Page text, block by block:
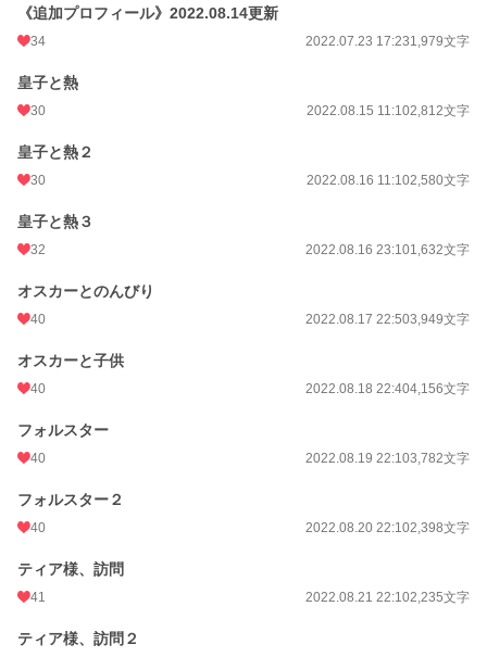
《追加プロフィール》2022.08.14更新
34 2022.07.23 17:231,979文字
皇子と熱
30 2022.08.15 11:102,812文字
皇子と熱２
30 2022.08.16 11:102,580文字
皇子と熱３
32 2022.08.16 23:101,632文字
オスカーとのんびり
40 2022.08.17 22:503,949文字
オスカーと子供
40 2022.08.18 22:404,156文字
フォルスター
40 2022.08.19 22:103,782文字
フォルスター２
40 2022.08.20 22:102,398文字
ティア様、訪問
41 2022.08.21 22:102,235文字
ティア様、訪問２